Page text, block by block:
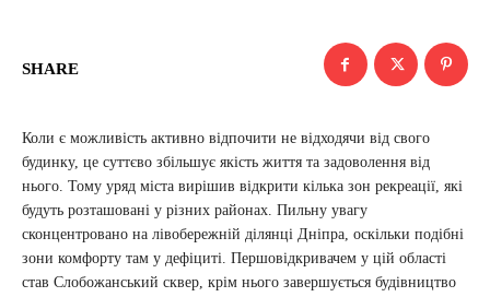
SHARE
Коли є можливість активно відпочити не відходячи від свого
будинку, це суттєво збільшує якість життя та задоволення від
нього. Тому уряд міста вирішив відкрити кілька зон рекреації, які
будуть розташовані у різних районах. Пильну увагу
сконцентровано на лівобережній ділянці Дніпра, оскільки подібні
зони комфорту там у дефіциті. Першовідкривачем у цій області
став Слобожанський сквер, крім нього завершується будівництво